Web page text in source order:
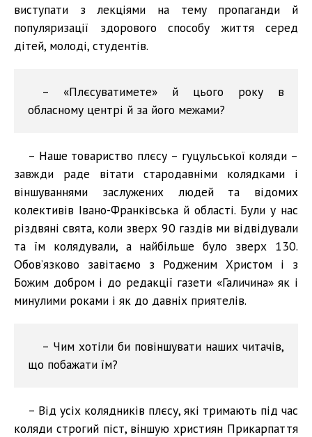
виступати з лекціями на тему пропаганди й
популяризації здорового способу життя серед
дітей, молоді, студентів.
– «Плєсуватимете» й цього року в
обласному центрі й за його межами?
– Наше товариство плєсу – гуцульської коляди –
завжди раде вітати стародавніми колядками і
віншуваннями заслужених людей та відомих
колективів Івано-Франківська й області. Були у нас
різдвяні свята, коли зверх 90 газдів ми відвідували
та їм колядували, а найбільше було зверх 130.
Обов’язково завітаємо з Родженим Христом і з
Божим добром і до редакції газети «Галичина» як і
минулими роками і як до давніх приятелів.
– Чим хотіли би повіншувати наших читачів,
що побажати їм?
– Від усіх колядників плєсу, які тримають під час
коляди строгий піст, віншую християн Прикарпаття